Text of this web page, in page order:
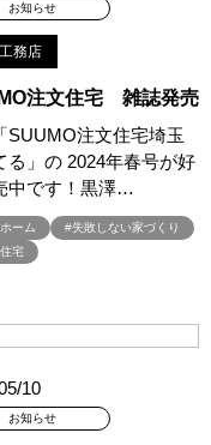
テクト #オープン記念
・ダニ・臭い
#ガレージハウス
ーン
#キラテックタイル
ーナ #クッキング
スマスツリー
ランドオープン
#コストパフォーマンス
お知らせ
務店
注文住宅 雑誌発売
SUUMO注文住宅埼玉
る」の 2024年春号が好
中です！黒澤…
ーム
#失敗しない家づくり
宅
10
お知らせ